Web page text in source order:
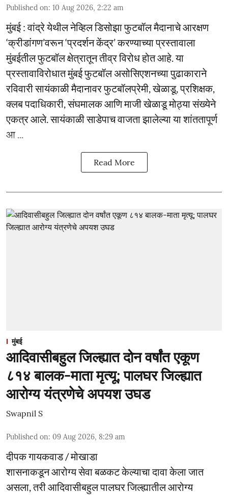
Published on: 10 Aug 2026, 2:22 am
मुंबई : वांद्रे येथील नेव्हिल डिसोझा फुटबॉल मैदानाचे आरक्षण
‘क्रीडांगण’वरून ‘प्रदर्शन केंद्र’ करण्याच्या प्रस्तावाला
मुंबईतील फुटबॉल क्षेत्रातून तीव्र विरोध होत आहे. या
प्रस्तावाविरोधात मुंबई फुटबॉल असोसिएशनच्या पुढाकाराने
रविवारी सायंकाळी मैदानावर फुटबॉलप्रेमी, खेळाडू, प्रशिक्षक,
क्लब पदाधिकारी, संघमालक आणि माजी खेळाडू मोठ्या संख्येने
एकत्र आले. सायंकाळी साडेपाच वाजता झालेल्या या शांततापूर्ण
आ ...
Read More
मुंबई
आदिवासीबहुल जिल्ह्यात दोन वर्षांत एकूण
८१४ बालक-माता मृत्यू; पालघर जिल्ह्यात
आरोग्य यंत्रणेचे अपयश उघड
Swapnil S
Published on: 09 Aug 2026, 8:29 am
दीपक गायकवाड / मोखाडा
शासनाकडून आरोग्य सेवा बळकट केल्याचा दावा केला जात
असला, तरी आदिवासीबहुल पालघर जिल्ह्यातील आरोग्य